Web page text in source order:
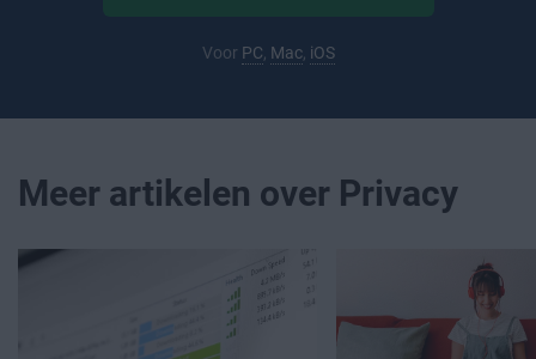
Voor PC Mac iOS
Meer artikelen over Privacy